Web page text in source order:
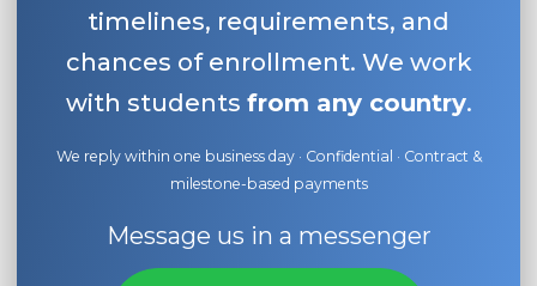
timelines, requirements, and
chances of enrollment. We work
with students from any country.
We reply within one business day · Confidential · Contract &
milestone-based payments
Message us in a messenger